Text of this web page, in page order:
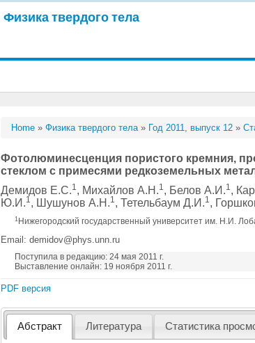
Физика твердого тела
Home »Физика твердого тела» Год 2011, выпуск 12 »
Фотолюминесценция пористого кремния,
стеклом с примесями редкоземельных
Демидов Е.С.1, Михайлов А.Н.1, Белов А.И.1,
Ю.И.1, Шушунов А.Н.1, Тетельбаум Д.И.1,
1 Нижегородский государственный университет им. Н.И.
Email: demidov@phys.unn.ru
Поступила в редакцию: 24 мая 2011 г.
Выставление онлайн: 19 ноября 2011 г.
PDF версия
Абстракт Литература Статистика